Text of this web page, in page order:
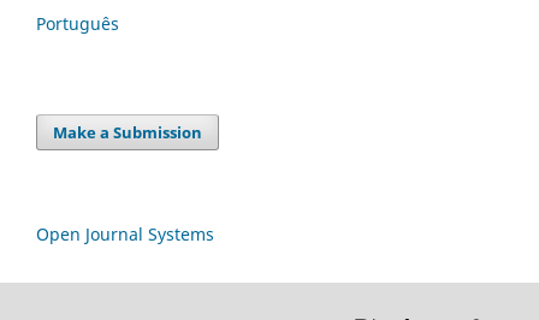
Português
Make a Submission
Open Journal Systems